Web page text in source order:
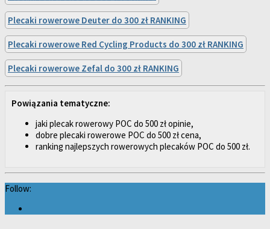
Plecaki rowerowe Deuter do 300 zł RANKING
Plecaki rowerowe Red Cycling Products do 300 zł RANKING
Plecaki rowerowe Zefal do 300 zł RANKING
Powiązania tematyczne:
jaki plecak rowerowy POC do 500 zł opinie,
dobre plecaki rowerowe POC do 500 zł cena,
ranking najlepszych rowerowych plecaków POC do 500 zł.
Follow: